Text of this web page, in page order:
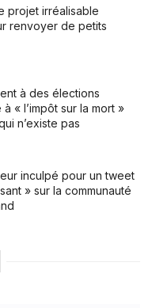
projet irréalisable
renvoyer de petits
à des élections
« l’impôt sur la mort »
n’existe pas
inculpé pour un tweet
» sur la communauté